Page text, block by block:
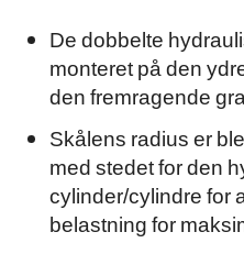
De dobbelte
monteret på den
den fremragende
Skålens radius er
med stedet for den
cylinder/cylindre for
belastning for